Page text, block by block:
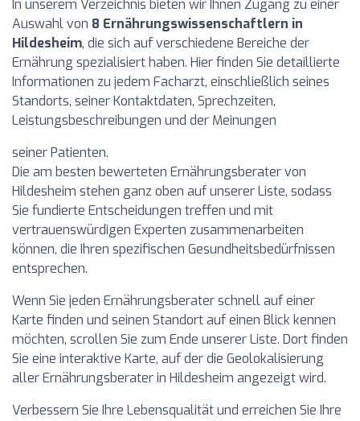
In unserem Verzeichnis bieten wir Ihnen Zugang zu einer
Auswahl von 8 Ernährungswissenschaftlern in
Hildesheim, die sich auf verschiedene Bereiche der
Ernährung spezialisiert haben. Hier finden Sie detaillierte
Informationen zu jedem Facharzt, einschließlich seines
Standorts, seiner Kontaktdaten, Sprechzeiten,
Leistungsbeschreibungen und der Meinungen
seiner Patienten.
Die am besten bewerteten Ernährungsberater von
Hildesheim stehen ganz oben auf unserer Liste, sodass
Sie fundierte Entscheidungen treffen und mit
vertrauenswürdigen Experten zusammenarbeiten
können, die Ihren spezifischen Gesundheitsbedürfnissen
entsprechen.
Wenn Sie jeden Ernährungsberater schnell auf einer
Karte finden und seinen Standort auf einen Blick kennen
möchten, scrollen Sie zum Ende unserer Liste. Dort finden
Sie eine interaktive Karte, auf der die Geolokalisierung
aller Ernährungsberater in Hildesheim angezeigt wird.
Verbessern Sie Ihre Lebensqualität und erreichen Sie Ihre